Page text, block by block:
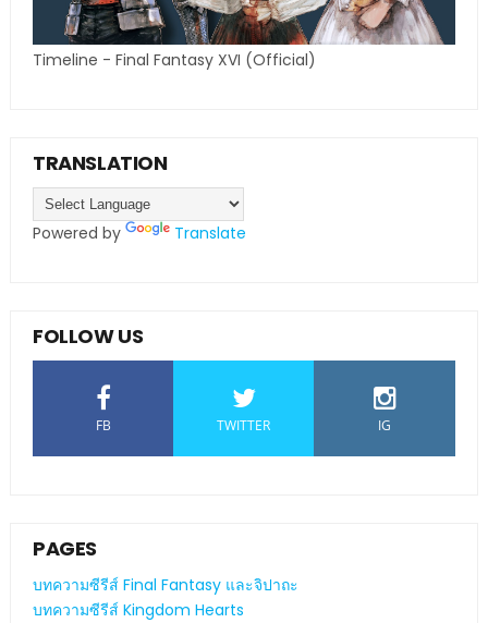
Timeline - Final Fantasy XVI (Official)
TRANSLATION
Powered by Translate
FOLLOW US
FB TWITTER IG
PAGES
บทความซีรีส์ Final Fantasy และจิปาถะ
บทความซีรีส์ Kingdom Hearts